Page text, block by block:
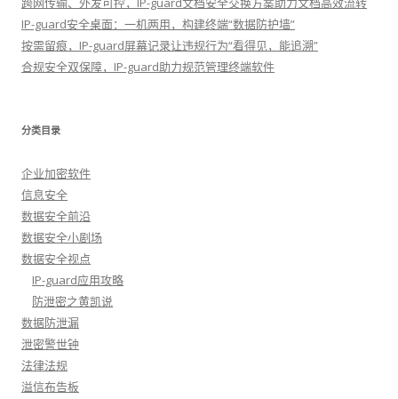
IP-guard安全桌面：一机两用，构建终端“数据防护墙”
按需留痕，IP-guard屏幕记录让违规行为“看得见，能追溯”
合规安全双保障，IP-guard助力规范管理终端软件
分类目录
企业加密软件
信息安全
数据安全前沿
数据安全小剧场
数据安全视点
IP-guard应用攻略
防泄密之黄凯说
数据防泄漏
泄密警世钟
法律法规
溢信布告板